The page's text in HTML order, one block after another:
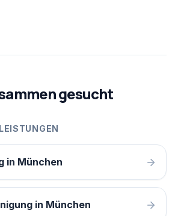
gesucht
in München
in München